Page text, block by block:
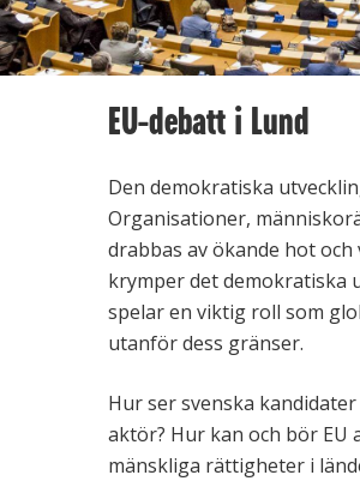
EU-debatt i Lund
Den demokratiska
Organisationer,
drabbas av ökande hot
krymper det demokratiska
spelar en viktig roll som
utanför dess gränser.
Hur ser svenska
aktör? Hur kan och bör
mänskliga rättigheter i